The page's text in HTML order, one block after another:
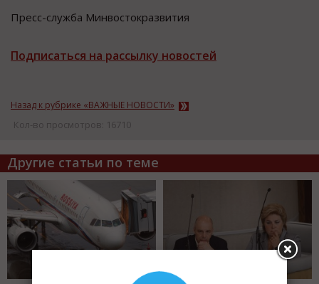
Пресс-служба Минвостокразвития
Подписаться на рассылку новостей
Назад к рубрике «ВАЖНЫЕ НОВОСТИ»
Кол-во просмотров: 16710
Другие статьи по теме